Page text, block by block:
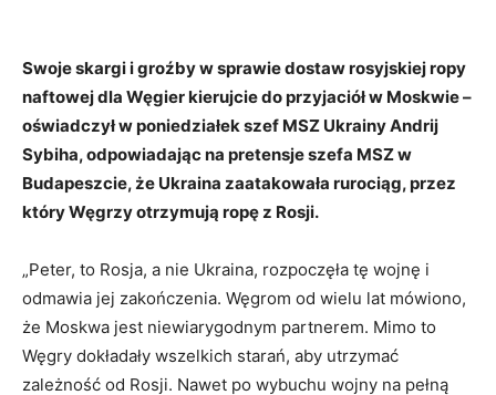
Swoje skargi i groźby w sprawie dostaw rosyjskiej ropy
naftowej dla Węgier kierujcie do przyjaciół w Moskwie –
oświadczył w poniedziałek szef MSZ Ukrainy Andrij
Sybiha, odpowiadając na pretensje szefa MSZ w
Budapeszcie, że Ukraina zaatakowała rurociąg, przez
który Węgrzy otrzymują ropę z Rosji.
„Peter, to Rosja, a nie Ukraina, rozpoczęła tę wojnę i
odmawia jej zakończenia. Węgrom od wielu lat mówiono,
że Moskwa jest niewiarygodnym partnerem. Mimo to
Węgry dokładały wszelkich starań, aby utrzymać
zależność od Rosji. Nawet po wybuchu wojny na pełną